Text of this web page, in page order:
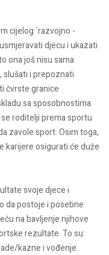
cijelog ´razvojno -
djecu i ukazati
ona još nisu sama
i prepoznati
čvrste granice
sa sposobnostima
roditelji prema sportu
zavole sport. Osim toga,
karijere osigurati će duže
svoje djece i
da postoje i posebne
na bavljenje njihove
rezultate. To su:
kazne i vođenje